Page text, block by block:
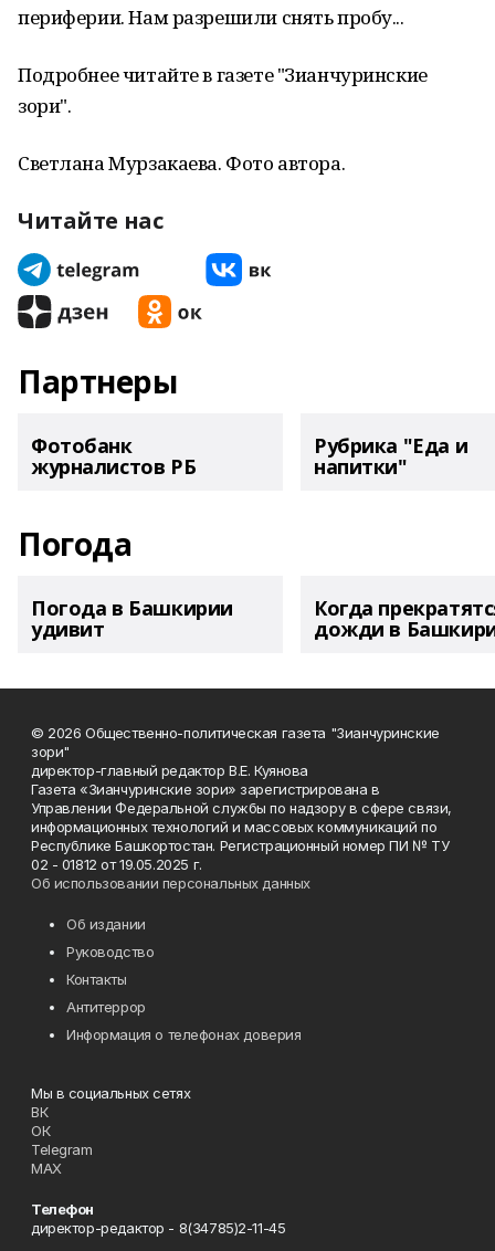
периферии. Нам разрешили снять пробу...
Подробнее читайте в газете "Зианчуринские
зори".
Светлана Мурзакаева. Фото автора.
Читайте нас
Партнеры
Фотобанк
журналистов РБ
Рубрика "Еда и
напитки"
Погода
Погода в Башкирии
удивит
Когда
дожди в
© 2026 Общественно-политическая газета "Зианчуринские
зори"
директор-главный редактор В.Е. Куянова
Газета «Зианчуринские зори» зарегистрирована в
Управлении Федеральной службы по надзору в сфере связи,
информационных технологий и массовых коммуникаций по
Республике Башкортостан. Регистрационный номер ПИ № ТУ
02 - 01812 от 19.05.2025 г.
Об использовании персональных данных
Об издании
Руководство
Контакты
Антитеррор
Информация о телефонах доверия
Мы в социальных сетях
ВК
ОК
Telegram
MAX
Телефон
директор-редактор - 8(34785)2-11-45